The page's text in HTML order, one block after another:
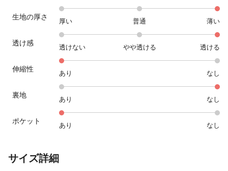
生地の厚さ
厚い 普通 薄い
透け感
透けない やや透ける 透ける
伸縮性
あり なし
裏地
あり なし
ポケット
あり なし
サイズ詳細